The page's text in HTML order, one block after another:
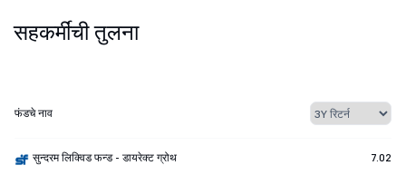
सहकर्मींची तुलना
फंडचे नाव
सुन्दरम लिक्विड फन्ड - डायरेक्ट ग्रोथ 7.02